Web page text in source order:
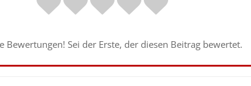
Bewertungen! Sei der Erste, der diesen Beitrag bewertet.